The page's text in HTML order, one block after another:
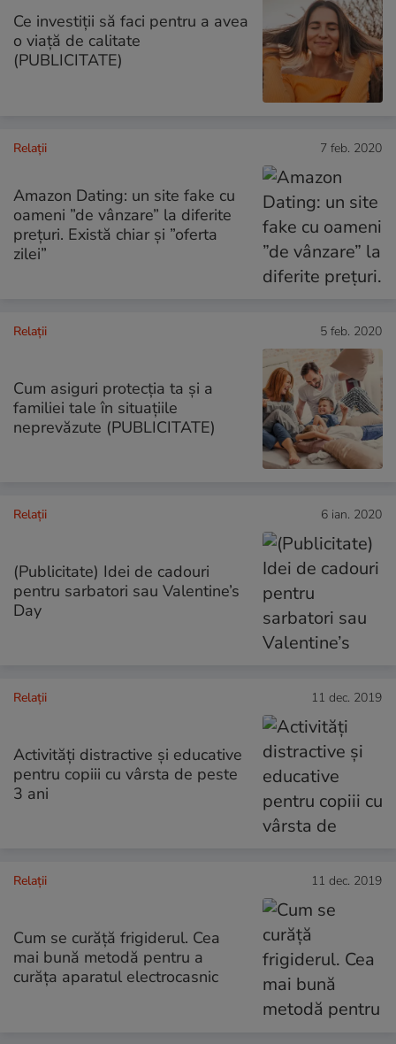
Ce investiții să faci pentru a avea
o viață de calitate
(PUBLICITATE)
Relații 7 feb. 2020
Amazon Dating: un site fake cu
oameni ”de vânzare” la diferite
prețuri. Există chiar și ”oferta
zilei”
Relații 5 feb. 2020
Cum asiguri protecția ta și a
familiei tale în situațiile
neprevăzute (PUBLICITATE)
Relații 6 ian. 2020
(Publicitate) Idei de cadouri
pentru sarbatori sau Valentine’s
Day
Relații 11 dec. 2019
Activități distractive și educative
pentru copiii cu vârsta de peste
3 ani
Relații 11 dec. 2019
Cum se curăță frigiderul. Cea
mai bună metodă pentru a
curăța aparatul electrocasnic